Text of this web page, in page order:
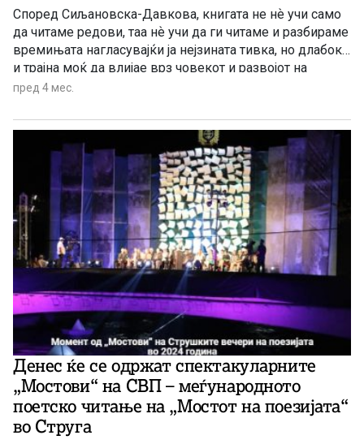
Според Сиљановска-Давкова, книгата не нѐ учи само
да читаме редови, таа нѐ учи да ги читаме и разбираме
времињата нагласувајќи ја нејзината тивка, но длабока
и трајна моќ да влијае врз човекот и развојот на
неговиот карактер.
пред 4 мес.
Денес ќе се одржат спектакуларните
„Мостови“ на СВП – меѓународното
поетско читање на „Мостот на поезијата“
во Струга